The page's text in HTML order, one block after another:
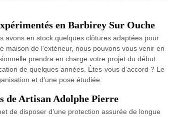
en Barbirey Sur Ouche
avons en stock quelques clôtures adaptées pour
de l’extérieur, nous pouvons vous venir en
prendra en charge votre projet du début
de quelques années. Êtes-vous d’accord ? Le
et d'une pose étudiée.
de Artisan Adolphe Pierre
de disposer d’une protection assurée de longue